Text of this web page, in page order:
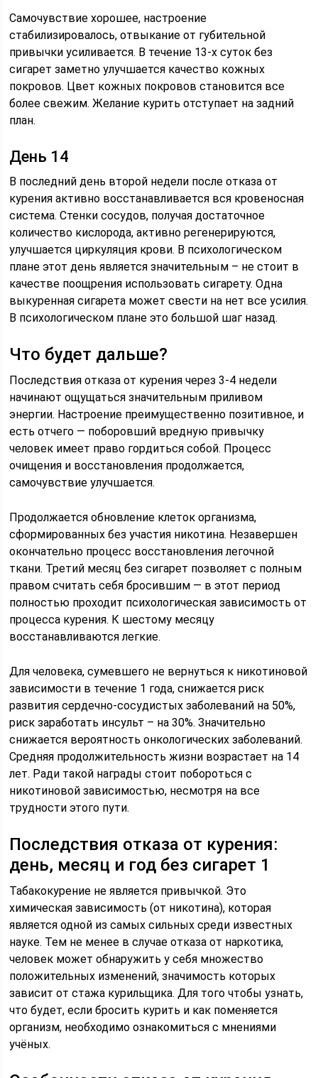
Самочувствие хорошее, настроение
стабилизировалось, отвыкание от губительной
привычки усиливается. В течение 13-х суток без
сигарет заметно улучшается качество кожных
покровов. Цвет кожных покровов становится все
более свежим. Желание курить отступает на задний
план.
День 14
В последний день второй недели после отказа от
курения активно восстанавливается вся кровеносная
система. Стенки сосудов, получая достаточное
количество кислорода, активно регенерируются,
улучшается циркуляция крови. В психологическом
плане этот день является значительным – не стоит в
качестве поощрения использовать сигарету. Одна
выкуренная сигарета может свести на нет все усилия.
В психологическом плане это большой шаг назад.
Что будет дальше?
Последствия отказа от курения через 3-4 недели
начинают ощущаться значительным приливом
энергии. Настроение преимущественно позитивное, и
есть отчего — поборовший вредную привычку
человек имеет право гордиться собой. Процесс
очищения и восстановления продолжается,
самочувствие улучшается.
Продолжается обновление клеток организма,
сформированных без участия никотина. Незавершен
окончательно процесс восстановления легочной
ткани. Третий месяц без сигарет позволяет с полным
правом считать себя бросившим — в этот период
полностью проходит психологическая зависимость от
процесса курения. К шестому месяцу
восстанавливаются легкие.
Для человека, сумевшего не вернуться к никотиновой
зависимости в течение 1 года, снижается риск
развития сердечно-сосудистых заболеваний на 50%,
риск заработать инсульт – на 30%. Значительно
снижается вероятность онкологических заболеваний.
Средняя продолжительность жизни возрастает на 14
лет. Ради такой награды стоит побороться с
никотиновой зависимостью, несмотря на все
трудности этого пути.
Последствия отказа от курения:
день, месяц и год без сигарет 1
Табакокурение не является привычкой. Это
химическая зависимость (от никотина), которая
является одной из самых сильных среди известных
науке. Тем не менее в случае отказа от наркотика,
человек может обнаружить у себя множество
положительных изменений, значимость которых
зависит от стажа курильщика. Для того чтобы узнать,
что будет, если бросить курить и как поменяется
организм, необходимо ознакомиться с мнениями
учёных.